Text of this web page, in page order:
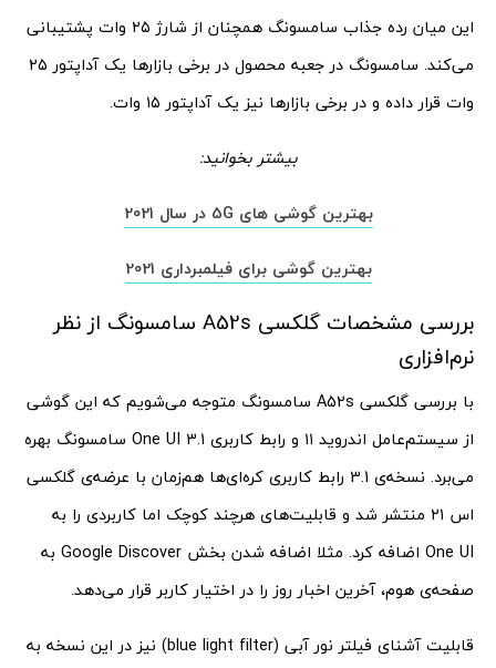
این میان رده جذاب سامسونگ همچنان از شارژ ۲۵ وات پشتیبانی
می‌کند. سامسونگ در جعبه محصول در برخی بازار‌ها یک آداپتور ۲۵
وات قرار داده و در برخی بازارها نیز یک آداپتور ۱۵ وات.
بیشتر بخوانید:
بهترین گوشی های 5G در سال 2021
بهترین گوشی برای فیلمبرداری 2021
بررسی مشخصات گلکسی A52s سامسونگ از نظر
نرم‌افزاری
با بررسی گلکسی A52s سامسونگ متوجه می‌شویم که این گوشی
از سیستم‌عامل اندروید ۱۱ و رابط کاربری One UI 3.1 سامسونگ بهره
می‌برد. نسخه‌ی 3.1 رابط کاربری کره‌ای‌ها هم‌زمان با عرضه‌ی گلکسی
اس ۲۱ منتشر شد و قابلیت‌های هرچند کوچک اما کاربردی را به
One UI اضافه کرد. مثلا اضافه شدن بخش Google Discover‌ به
صفحه‌ی هوم، آخرین اخبار روز را در اختیار کاربر قرار می‌دهد.
قابلیت آشنای فیلتر نور آبی (blue light filter) نیز در این نسخه به